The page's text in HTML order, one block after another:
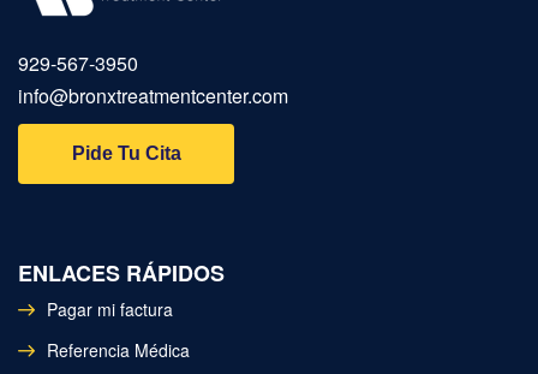
929‑567‑3950
info@bronxtreatmentcenter.com
Pide Tu Cita
ENLACES RÁPIDOS
Pagar mi factura
Referencia Médica